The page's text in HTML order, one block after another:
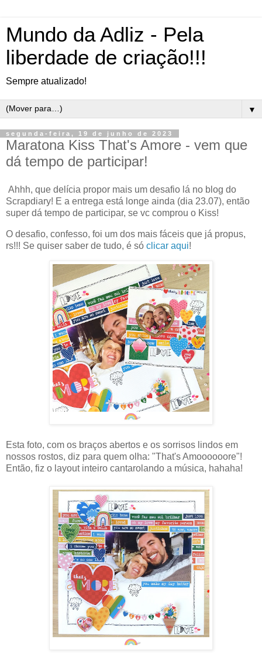
Mundo da Adliz - Pela
liberdade de criação!!!
Sempre atualizado!
▼
segunda-feira, 19 de junho de 2023
Maratona Kiss That's Amore - vem que
dá tempo de participar!
Ahhh, que delícia propor mais um desafio lá no blog do
Scrapdiary! E a entrega está longe ainda (dia 23.07), então
super dá tempo de participar, se vc comprou o Kiss!
O desafio, confesso, foi um dos mais fáceis que já propus,
rs!!! Se quiser saber de tudo, é só clicar aqui!
Esta foto, com os braços abertos e os sorrisos lindos em
nossos rostos, diz para quem olha: "That's Amoooooore"!
Então, fiz o layout inteiro cantarolando a música, hahaha!